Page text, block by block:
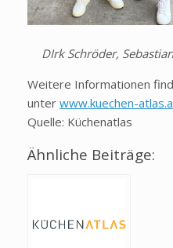
DIrk Schröder,
Weitere Informationen
unter www.kuechen-
Quelle: Küchenatlas
Ähnliche Beiträge: